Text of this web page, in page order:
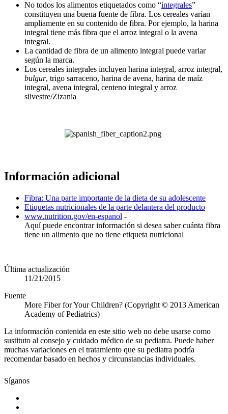
No todos los alimentos etiquetados como “integrales”
constituyen una buena fuente de fibra. Los cereales varían
ampliamente en su contenido de fibra. Por ejemplo, la harina
integral tiene más fibra que el arroz integral o la avena
integral.
La cantidad de fibra de un alimento integral puede variar
según la marca.
Los cereales integrales incluyen harina integral, arroz integral,
bulgur, trigo sarraceno, harina de avena, harina de maíz
integral, avena integral, centeno integral y arroz
silvestre/Zizania
Información adicional
Fibra: Una parte importante de la dieta de su adolescente
Etiquetas nutricionales de la parte delantera del producto
www.nutrition.gov/en-espanol -
Aquí puede encontrar información si desea saber cuánta fibra
tiene un alimento que no tiene etiqueta nutricional
Última actualización
11/21/2015
Fuente
More Fiber for Your Children? (Copyright © 2013 American
Academy of Pediatrics)
La información contenida en este sitio web no debe usarse como
sustituto al consejo y cuidado médico de su pediatra. Puede haber
muchas variaciones en el tratamiento que su pediatra podría
recomendar basado en hechos y circunstancias individuales.
Síganos